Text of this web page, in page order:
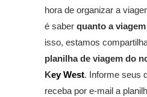
hora de organizar a
é saber quanto a
isso, estamos
planilha de viagem do
Key West. Informe seus
receba por e-mail a